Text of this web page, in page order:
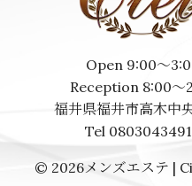
Open 9:00～
Reception 8:00～
福井県福井市高木中
Tel
© 2026メンズエステ |